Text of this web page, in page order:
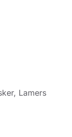
Lamers